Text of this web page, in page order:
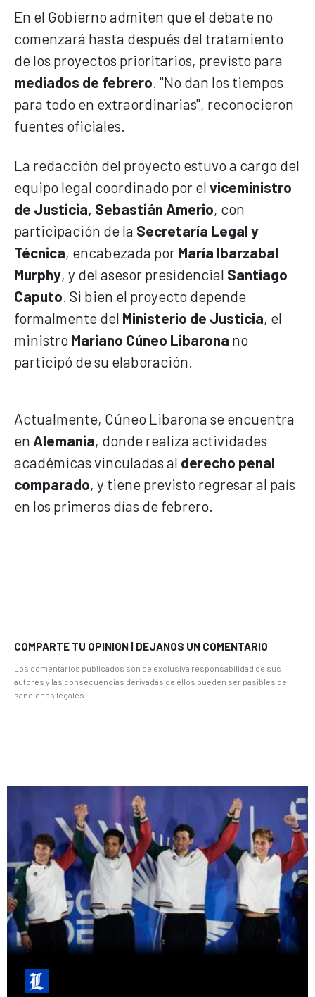
En el Gobierno admiten que el debate no
comenzará hasta después del tratamiento
de los proyectos prioritarios, previsto para
mediados de febrero . "No dan los tiempos
para todo en extraordinarias", reconocieron
fuentes oficiales.
La redacción del proyecto estuvo a cargo del
equipo legal coordinado por el viceministro
de Justicia, Sebastián Amerio, con
participación de la Secretaría Legal y
Técnica, encabezada por María Ibarzabal
Murphy, y del asesor presidencial Santiago
Caputo . Si bien el proyecto depende
formalmente del Ministerio de Justicia, el
ministro Mariano Cúneo Libarona no
participó de su elaboración.
Actualmente, Cúneo Libarona se encuentra
en Alemania, donde realiza actividades
académicas vinculadas al derecho penal
comparado, y tiene previsto regresar al país
en los primeros días de febrero.
COMPARTE TU OPINION | DEJANOS UN COMENTARIO
Los comentarios publicados son de exclusiva responsabilidad de sus
autores y las consecuencias derivadas de ellos pueden ser pasibles de
sanciones legales.